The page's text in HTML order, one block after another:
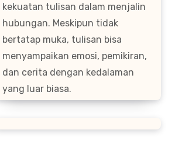
kekuatan tulisan dalam menjalin
hubungan. Meskipun tidak
bertatap muka, tulisan bisa
menyampaikan emosi, pemikiran,
dan cerita dengan kedalaman
yang luar biasa.